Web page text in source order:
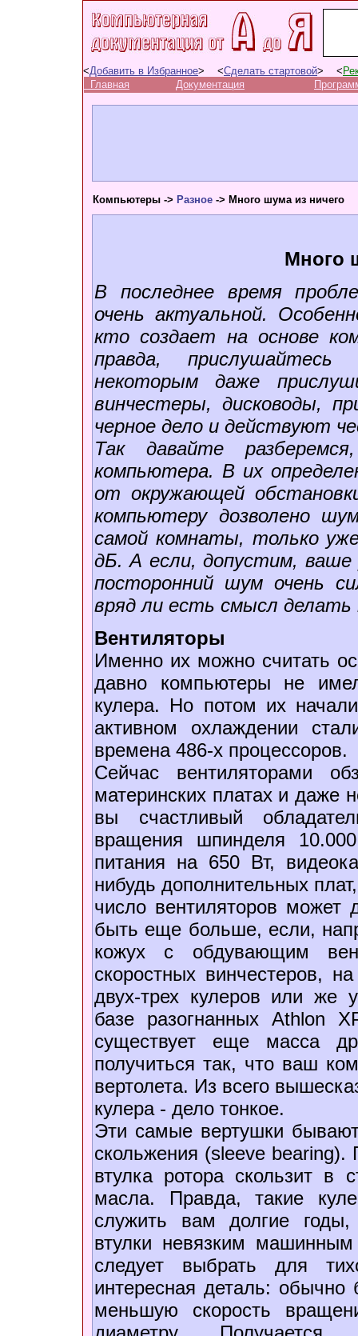
<Добавить в Избранное> <Сделать стартовой> <
Главная
Документация
Компьютеры -> Разное -> Много шума из ничего
Много
В последнее время
очень актуальной.
кто создает на основе
правда,
некоторым даже
винчестеры, дисководы,
черное дело и действуют
Так давайте
компьютера. В их
от окружающей
компьютеру дозволено
самой комнаты, только
дБ. А если, допустим,
посторонний шум очень
вряд ли есть смысл
Вентиляторы
Именно их можно считать
давно компьютеры не
кулера. Но потом их
активном охлаждении
времена 486-х процессоров.
Сейчас вентиляторами
материнских платах и даже
вы счастливый
вращения шпинделя
питания на 650 Вт,
нибудь дополнительных
число вентиляторов
быть еще больше, если,
кожух с обдувающим
скоростных винчестеров,
двух-трех кулеров или же
базе разогнанных Athlon
существует еще масса
получиться так, что ваш
вертолета. Из всего
кулера - дело тонкое.
Эти самые вертушки
скольжения (sleеve bearing).
втулка ротора скользит в
масла. Правда, такие
служить вам долгие
втулки невязким
следует выбрать для
интересная деталь:
меньшую скорость